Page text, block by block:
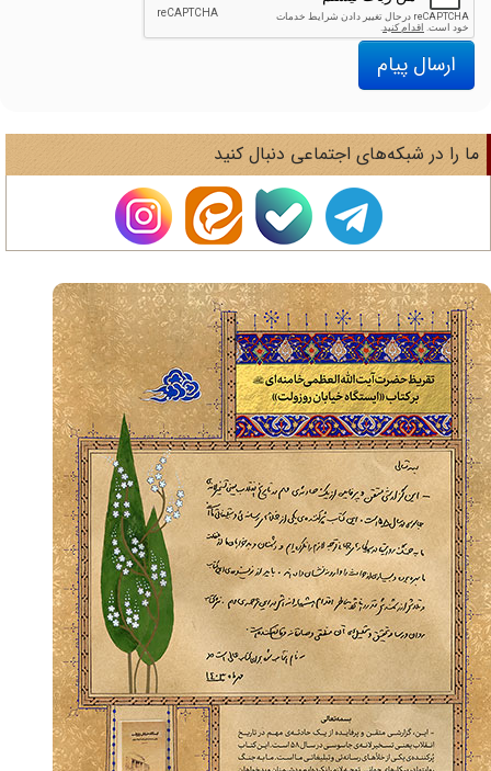
ارسال پیام
را در شبکه‌های اجتماعی دنبال کنید